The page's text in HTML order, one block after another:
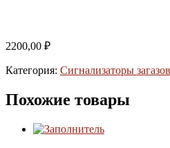
2200,00 ₽
Категория: Сигнализаторы
Похожие товары